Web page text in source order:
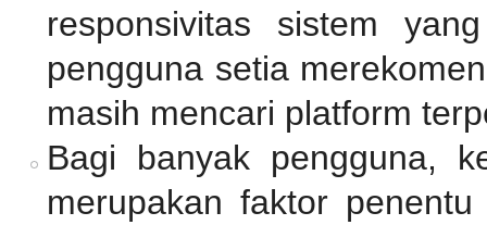
responsivitas sistem
pengguna setia
masih mencari platform
Bagi banyak pengguna,
merupakan faktor